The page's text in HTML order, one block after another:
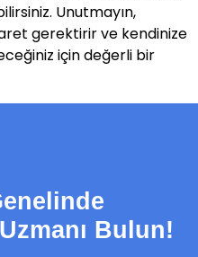
Unutmayın,
gerektirir ve kendinize
için değerli bir
Bulun!